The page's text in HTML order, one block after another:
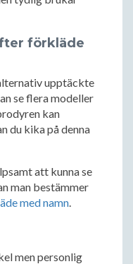
förkläde
upptäckte
se flera modeller
kan
du kika på denna
att kunna se
man bestämmer
med namn
men personlig